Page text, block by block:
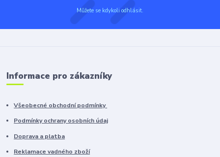
Můžete se kdykoli odhlásit.
Informace pro zákazníky
Všeobecné obchodní podmínky
Podmínky ochrany osobních údaj
Doprava a platba
Reklamace vadného zboží